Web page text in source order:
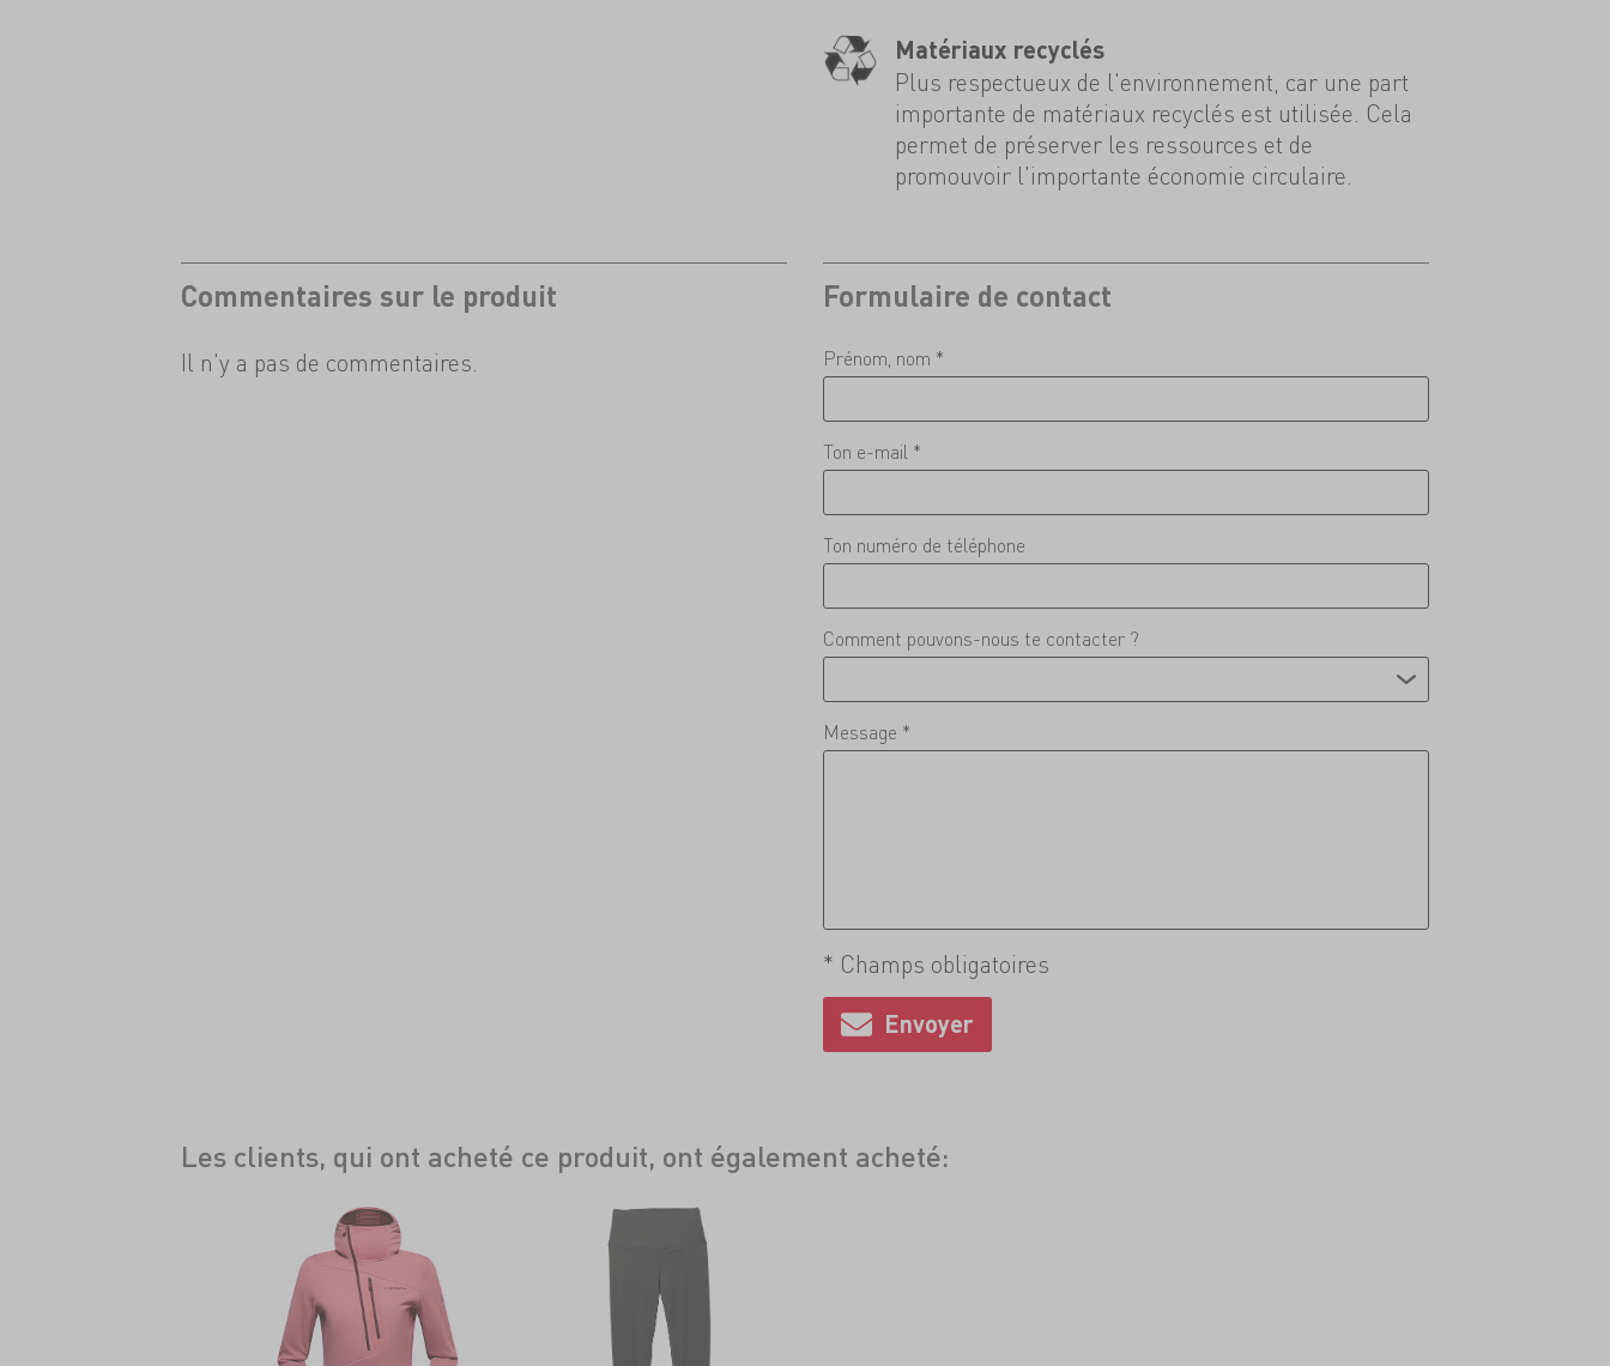
Matériaux recyclés
Plus respectueux de l'environnement, car une part
importante de matériaux recyclés est utilisée. Cela
permet de préserver les ressources et de
promouvoir l'importante économie circulaire.
Commentaires sur le produit
Il n'y a pas de commentaires.
Formulaire de contact
Prénom, nom *
Ton e-mail *
Ton numéro de téléphone
Comment pouvons-nous te contacter ?
Message *
* Champs obligatoires
Les clients, qui ont acheté ce produit, ont également acheté: